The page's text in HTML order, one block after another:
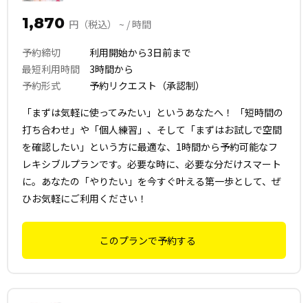
1,870 円（税込） ~ / 時間
予約締切 利用開始から3日前まで
最短利用時間 3時間から
予約形式 予約リクエスト（承認制）
「まずは気軽に使ってみたい」というあなたへ！ 「短時間の
打ち合わせ」や「個人練習」、そして「まずはお試しで空間
を確認したい」という方に最適な、1時間から予約可能なフ
レキシブルプランです。必要な時に、必要な分だけスマート
に。あなたの「やりたい」を今すぐ叶える第一歩として、ぜ
ひお気軽にご利用ください！
このプランで予約する